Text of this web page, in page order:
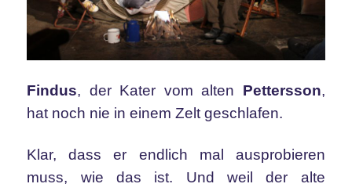
Findus, der Kater vom alten Pettersson,
hat noch nie in einem Zelt geschlafen.
Klar, dass er endlich mal ausprobieren
muss, wie das ist. Und weil der alte